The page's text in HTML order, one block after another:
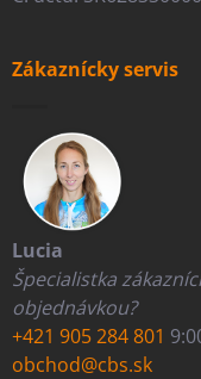
Zákaznícky servis
Lucia
Špecialistka
objednávkou?
+421 905 284 801
obchod@cbs.sk